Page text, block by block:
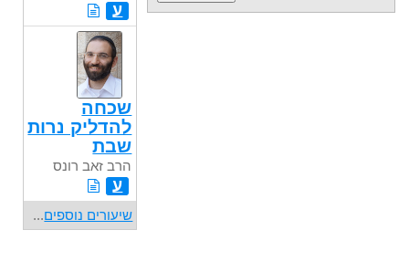
ע
שכחה
להדליק נרות
שבת
הרב זאב רונס
ע
שיעורים נוספים...